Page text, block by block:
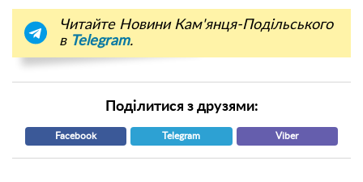
Читайте Новини Кам'янця-Подільського
в Telegram.
Поділитися з друзями:
Facebook Telegram Viber